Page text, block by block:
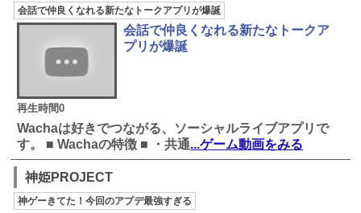
会話で仲良くなれる新たなトークアプリが爆誕
再生時間0
会話で仲良くなれる新たなトークア
プリが爆誕
Wachaは好きでつながる、ソーシャルライブアプリで
す。 ■ Wachaの特徴 ■ ・共通...ゲーム動画をみる
神姫PROJECT
神ゲーきてた！今回のアプデ最強すぎる